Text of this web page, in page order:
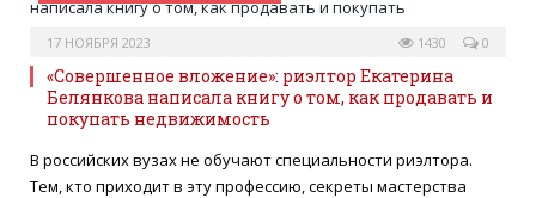
17 НОЯБРЯ 2023 0
1430
«Совершенное вложение»: риэлтор Екатерина
Белянкова написала книгу о том, как продавать и
покупать недвижимость
В российских вузах не обучают специальности риэлтора.
Тем, кто приходит в эту профессию, секреты мастерства